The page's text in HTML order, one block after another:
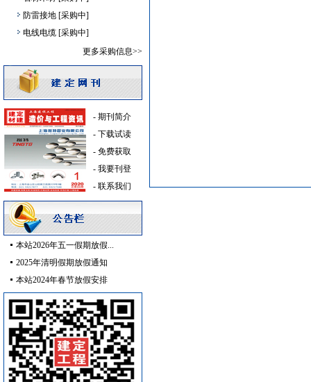
防雷接地 [采购中]
电线电缆 [采购中]
[采购中]
防火阀
[采购中]
防火阀 [采购中]
油漆涂料 [采购中]
安全防范 [采购中]
空调设备 [采购中]
消防泵 [采购中]
空调设备 [采购中]
油漆涂料 [采购中]
电梯工程 [采购中]
电气控制开关 [采购中]
水泥 [采购中]
日光灯 [采购中]
防水防腐 [采购中]
油漆涂料 [采购中]
变配电 [采购中]
更多采购信息>>
- 期刊简介
- 下载试读
- 免费获取
- 我要刊登
- 联系我们
本站2026年五一假期放假...
2025年清明假期放假通知
本站2024年春节放假安排